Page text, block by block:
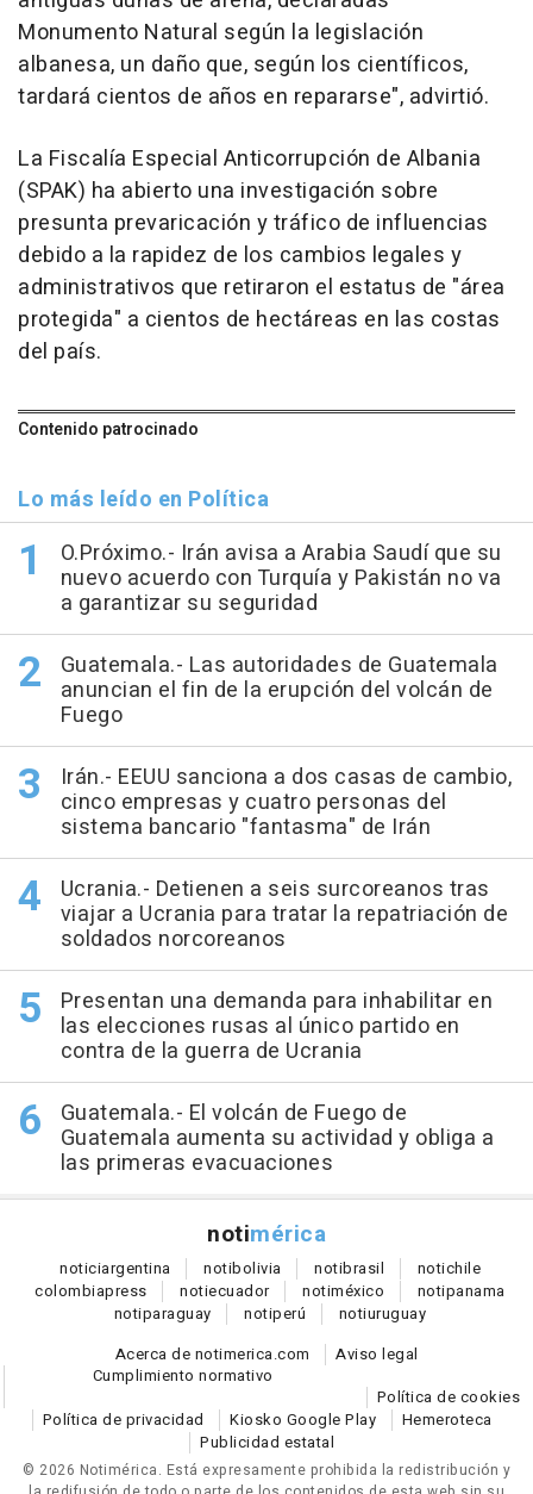
Monumento Natural según la legislación
albanesa, un daño que, según los científicos,
tardará cientos de años en repararse", advirtió.
La Fiscalía Especial Anticorrupción de Albania
(SPAK) ha abierto una investigación sobre
presunta prevaricación y tráfico de influencias
debido a la rapidez de los cambios legales y
administrativos que retiraron el estatus de "área
protegida" a cientos de hectáreas en las costas
del país.
Contenido patrocinado
Lo más leído en Política
O.Próximo.- Irán avisa a Arabia Saudí que su
nuevo acuerdo con Turquía y Pakistán no va
a garantizar su seguridad
Guatemala.- Las autoridades de Guatemala
anuncian el fin de la erupción del volcán de
Fuego
Irán.- EEUU sanciona a dos casas de cambio,
cinco empresas y cuatro personas del
sistema bancario "fantasma" de Irán
Ucrania.- Detienen a seis surcoreanos tras
viajar a Ucrania para tratar la repatriación de
soldados norcoreanos
Presentan una demanda para inhabilitar en
las elecciones rusas al único partido en
contra de la guerra de Ucrania
Guatemala.- El volcán de Fuego de
Guatemala aumenta su actividad y obliga a
las primeras evacuaciones
notimérica
noticiargentina notibolivia notibrasil notichile
colombiapress notiecuador notiméxico notipanama
notiparaguay notiperú notiuruguay
Acerca de notimerica.com
Aviso legal
Cumplimiento normativo
Política de cookies
Política de privacidad
Kiosko Google Play
Hemeroteca
Publicidad estatal
© 2026 Notimérica. Está expresamente prohibida la redistribución y